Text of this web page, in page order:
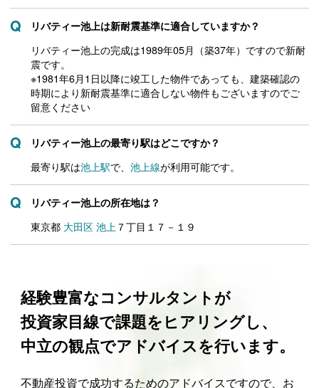
リバティー池上は新耐震基準に適合していますか？
リバティー池上の完成は1989年05月（築37年）ですので新耐
震です。
※1981年6月1日以降に竣工した物件であっても、建築確認の
時期により新耐震基準に適合しない物件もございますのでご
留意ください
リバティー池上の最寄り駅はどこですか？
最寄り駅は池上駅で、 池上線が利用可能です。
リバティー池上の所在地は？
東京都 大田区 池上 ７丁目１７－１９
経験豊富なコンサルタントが
投資家目線で課題をヒアリングし、
中立の観点でアドバイスを行います。
不動産投資で成功するためのアドバイスですので、お